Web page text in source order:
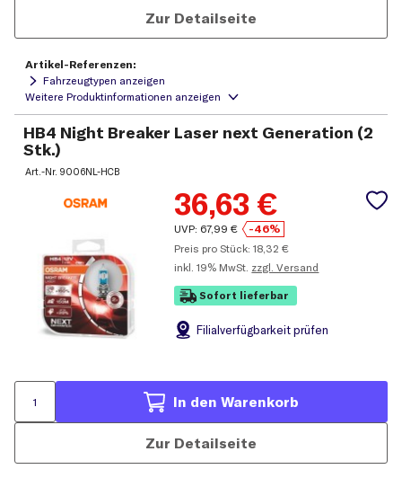
Zur Detailseite
Artikel-Referenzen:
Fahrzeugtypen anzeigen
HB4 Night Breaker Laser next Generation (2
Stk.)
Art.-Nr.9006NL-HCB
36,63 €
UVP: 67,99 €
-46%
Preis pro Stück:18,32 €
inkl. 19% MwSt. zzgl. Versand
Sofort lieferbar
Filialverfügbarkeit prüfen
In den Warenkorb
Zur Detailseite